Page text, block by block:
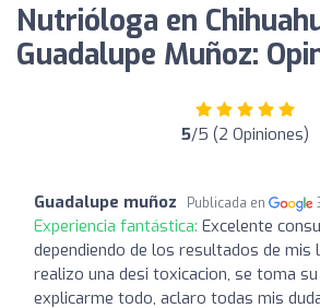
Nutrióloga en
Guadalupe Muñoz:
5/5 (2 Opiniones)
Guadalupe muñoz Publicada en
Experiencia fantástica: Excelente
dependiendo de los resultados de mis
realizo una desi toxicacion, se toma
explicarme todo, aclaro todas mis